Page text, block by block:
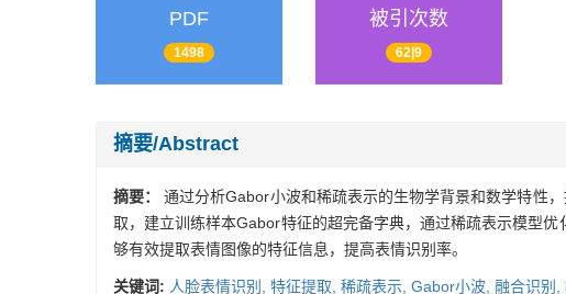
PDF
1498
被引次数
62|9
摘要/Abstract
摘要：通过分析Gabor小波和稀疏表示的生物学背景和数学特性
取，建立训练样本Gabor特征的超完备字典，通过稀疏表示模型
够有效提取表情图像的特征信息，提高表情识别率。
关键词: 人脸表情识别, 特征提取, 稀疏表示, Gabor小波, 融合识别,